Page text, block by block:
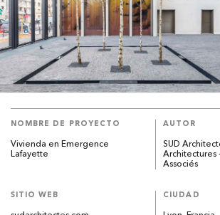
NOMBRE DE PROYECTO
Vivienda en Emergence
Lafayette
AUTOR
SUD
Architectures
Associés
SITIO WEB CIUDAD